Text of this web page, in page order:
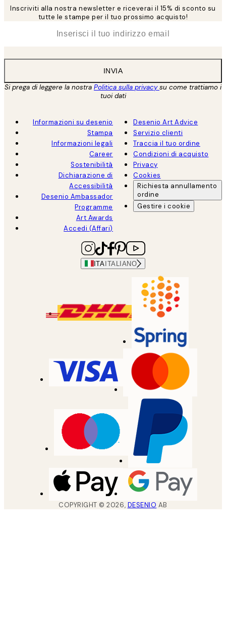
Inscriviti alla nostra newsletter e riceverai il 15% di sconto su
tutte le stampe per il tuo prossimo acquisto!
INVIA
Si prega di leggere la nostra Politica sulla privacysu come trattiamo i
tuoi dati
Informazioni su desenio
Stampa
Informazioni legali
Career
Sostenibilità
Dichiarazione di
Accessibilità
Desenio Ambassador
Programme
Art Awards
Accedi (Affari)
Desenio Art Advice
Servizio clienti
Traccia il tuo ordine
Condizioni di acquisto
Privacy
Cookies
Richiesta annullamento
ordine
Gestire i cookie
ITAITALIANO
COPYRIGHT ©2026, DESENIO AB